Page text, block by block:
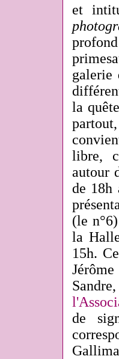
et
galerie
la
libre,
autour
de 18h
(le
la
15h.
de